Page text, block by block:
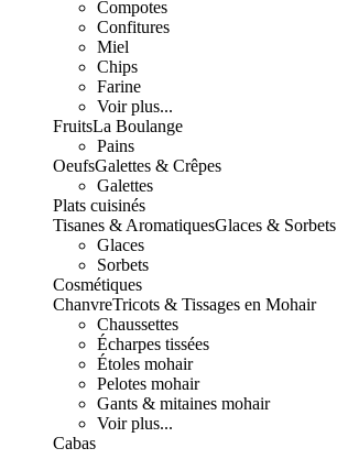
Compotes
Confitures
Miel
Chips
Farine
Voir plus...
FruitsLa Boulange
Pains
OeufsGalettes & Crêpes
Galettes
Plats cuisinés
Tisanes & AromatiquesGlaces & Sorbets
Glaces
Sorbets
Cosmétiques
ChanvreTricots & Tissages en Mohair
Chaussettes
Écharpes tissées
Étoles mohair
Pelotes mohair
Gants & mitaines mohair
Voir plus...
Cabas